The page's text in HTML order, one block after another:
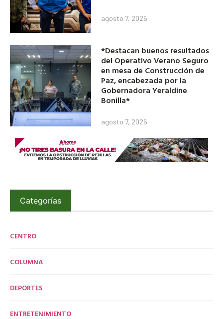
agosto 7, 2026
*Destacan buenos resultados
del Operativo Verano Seguro
en mesa de Construcción de
Paz, encabezada por la
Gobernadora Yeraldine
Bonilla*
agosto 7, 2026
Categorías
CENTRO
COLUMNA
DEPORTES
ENTRETENIMIENTO